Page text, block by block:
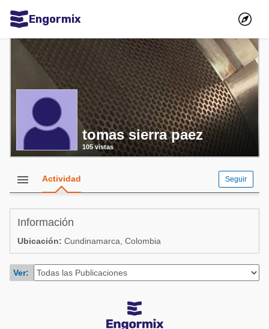
Engormix
Comunidades en español
Agricultura
Balanceados - Piensos
Avicultura
Ganadería
Lechería
Micotoxinas
Mascotas
Comunidades en inglés
Acuacultura
Comunidades en portugués
tomas sierra paez
105 vistas
menu Actividad Seguir
Información
Ubicación: Cundinamarca, Colombia
Ver: